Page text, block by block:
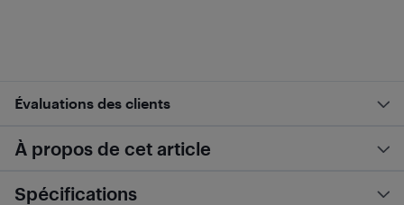
Évaluations des clients
À propos de cet article
Spécifications